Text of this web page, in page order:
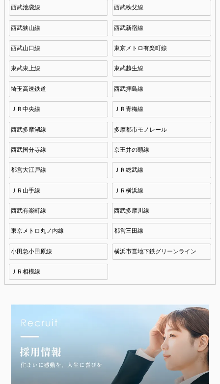
西武池袋線 西武秩父線
西武狭山線 西武新宿線
西武山口線 東京メトロ有楽町線
東武東上線 東武越生線
埼玉高速鉄道 西武拝島線
ＪＲ中央線 ＪＲ青梅線
西武多摩湖線 多摩都市モノレール
西武国分寺線 京王井の頭線
都営大江戸線 ＪＲ総武線
ＪＲ山手線 ＪＲ横浜線
西武有楽町線 西武多摩川線
東京メトロ丸ノ内線 都営三田線
小田急小田原線 横浜市営地下鉄グリーンライン
ＪＲ相模線